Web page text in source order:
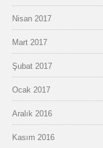
Nisan 2017
Mart 2017
Şubat 2017
Ocak 2017
Aralık 2016
Kasım 2016